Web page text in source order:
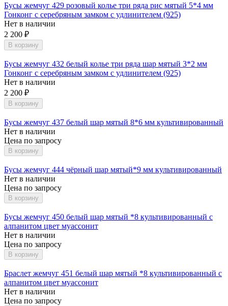
Бусы жемчуг 429 розовый колье три ряда рис мятый 5*4 мм
Гонконг с серебряным замком с удлинителем (925)
Нет в наличии
2 200 ₽
В корзину
Бусы жемчуг 432 белый колье три ряда шар мятый 3*2 мм
Гонконг с серебряным замком с удлинителем (925)
Нет в наличии
2 200 ₽
В корзину
Бусы жемчуг 437 белый шар мятый 8*6 мм культивированный
Нет в наличии
Цена по запросу
В корзину
Бусы жемчуг 444 чёрный шар мятый*9 мм культивированный
Нет в наличии
Цена по запросу
В корзину
Бусы жемчуг 450 белый шар мятый *8 культивированный с
алпанитом цвет муассонит
Нет в наличии
Цена по запросу
В корзину
Браслет жемчуг 451 белый шар мятый *8 культивированный с
алпанитом цвет муассонит
Нет в наличии
Цена по запросу